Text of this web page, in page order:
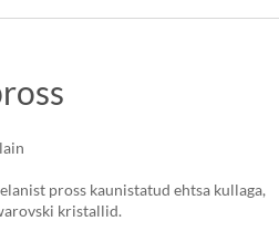
pross kaunistatud ehtsa kullaga,
kristallid.